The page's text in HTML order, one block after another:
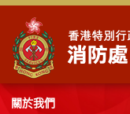
跳到內容
關於我們